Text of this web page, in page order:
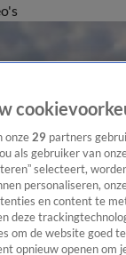
onze29 partners
als gebruiker van
selecteert,
personaliseren,
en content te
deze
om de website goed
opnieuw openen om